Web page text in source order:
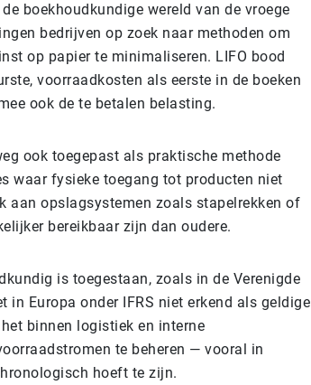
boekhoudkundige wereld van de vroege
bedrijven op zoek naar methoden om
op papier te minimaliseren. LIFO bood
voorraadkosten als eerste in de boeken
ook de te betalen belasting.
ook toegepast als praktische methode
waar fysieke toegang tot producten niet
aan opslagsystemen zoals stapelrekken of
bereikbaar zijn dan oudere.
is toegestaan, zoals in de Verenigde
in Europa onder IFRS niet erkend als geldige
binnen logistiek en interne
te beheren — vooral in
hoeft te zijn.